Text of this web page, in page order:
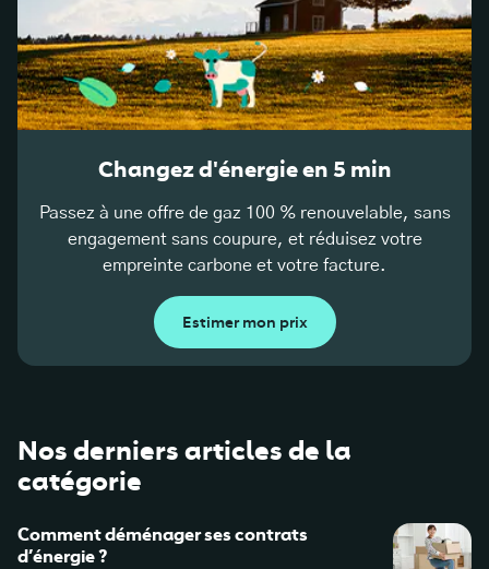
Changez d'énergie en 5 min
Passez à une offre de gaz 100 % renouvelable, sans
engagement sans coupure, et réduisez votre
empreinte carbone et votre facture.
Estimer mon prix
Nos derniers articles de la
catégorie
Comment déménager ses contrats
d’énergie ?